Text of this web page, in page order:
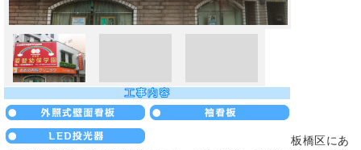
板橋区にあ